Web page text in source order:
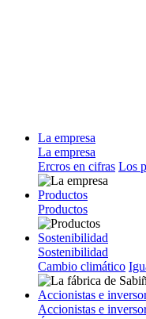
La empresa
La empresa
Ercros en cifras Los
Productos
Productos
Sostenibilidad
Sostenibilidad
Cambio climático
Accionistas e
Accionistas e